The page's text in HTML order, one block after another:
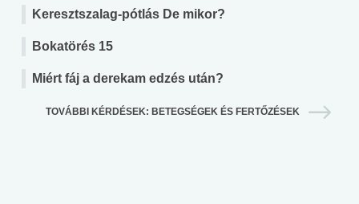
Keresztszalag-pótlás De mikor?
Bokatörés 15
Miért fáj a derekam edzés után?
TOVÁBBI KÉRDÉSEK: BETEGSÉGEK ÉS FERTŐZÉSEK